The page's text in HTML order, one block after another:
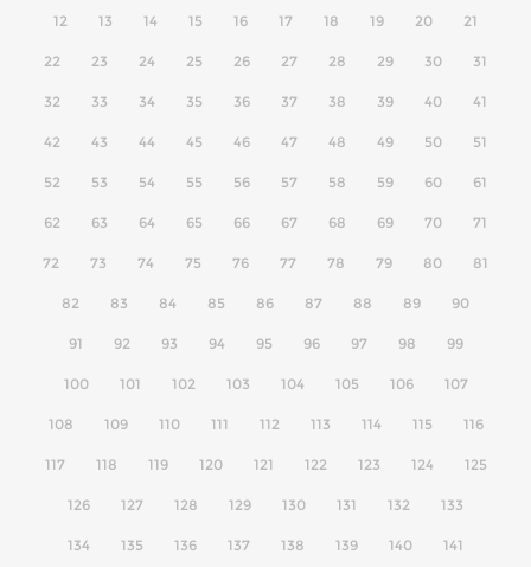
12 13 14 15 16 17 18 19 20 21
22 23 24 25 26 27 28 29 30 31
32 33 34 35 36 37 38 39 40 41
42 43 44 45 46 47 48 49 50 51
52 53 54 55 56 57 58 59 60 61
62 63 64 65 66 67 68 69 70 71
72 73 74 75 76 77 78 79 80 81
82 83 84 85 86 87 88 89 90
91 92 93 94 95 96 97 98 99
100 101 102 103 104 105 106 107
108 109 110 111 112 113 114 115 116
117 118 119 120 121 122 123 124 125
126 127 128 129 130 131 132 133
134 135 136 137 138 139 140 141